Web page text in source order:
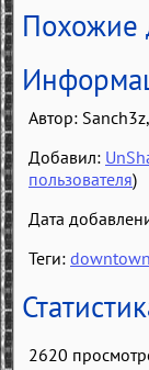
Похожие
Автор:
Добавил:
пользователя)
Дата
Теги: downtown
2620